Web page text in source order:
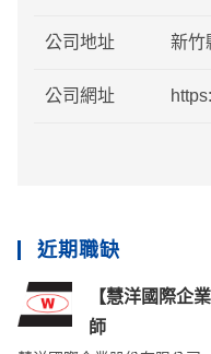
公司地址 新竹
公司網址
近期職缺
【慧洋國際企
師